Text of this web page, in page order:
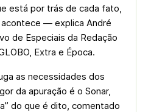
está por trás de cada fato,
— explica André
de Especiais da Redação
Extra e Época.
as necessidades dos
da apuração é o Sonar,
do que é dito, comentado